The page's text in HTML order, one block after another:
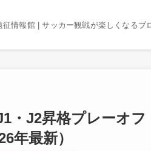
征情報館 | サッカー観戦が楽しくなるブ
・J2昇格プレーオ
年最新）